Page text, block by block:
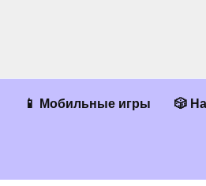
📱 Мобильные игры 🎲